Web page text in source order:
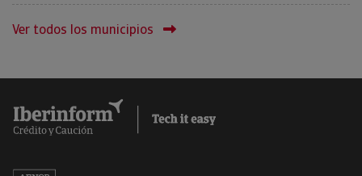
Ver todos los municipios